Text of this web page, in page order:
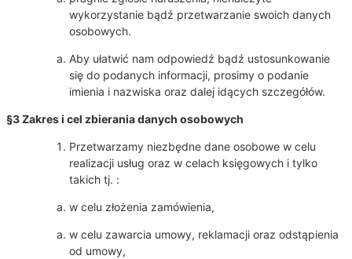
wykorzystanie bądź przetwarzanie swoich danych
osobowych.
Aby ułatwić nam odpowiedź bądź ustosunkowanie
się do podanych informacji, prosimy o podanie
imienia i nazwiska oraz dalej idących szczegółów.
§3 Zakres i cel zbierania danych osobowych
Przetwarzamy niezbędne dane osobowe w celu
realizacji usług oraz w celach księgowych i tylko
takich tj. :
w celu złożenia zamówienia,
w celu zawarcia umowy, reklamacji oraz odstąpienia
od umowy,